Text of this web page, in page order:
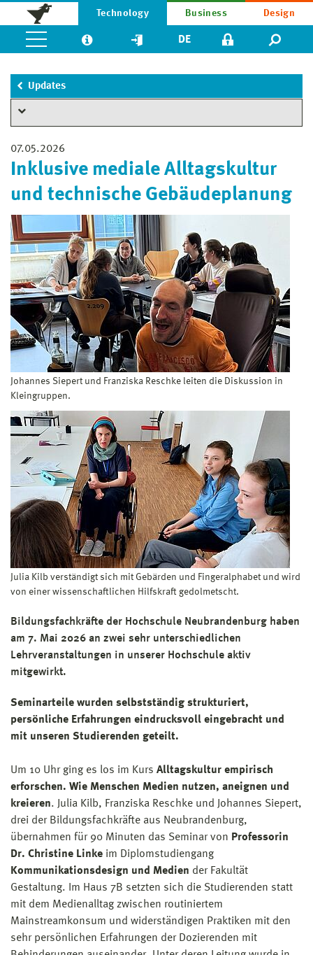
Technology Business Design
DE
Updates
07.05.2026
Inklusive mediale Alltagskultur
und technische Gebäudeplanung
Johannes Siepert und Franziska Reschke leiten die Diskussion in
Kleingruppen.
Julia Kilb verständigt sich mit Gebärden und Fingeralphabet und wird
von einer wissenschaftlichen Hilfskraft gedolmetscht.
Bildungsfachkräfte der Hochschule Neubrandenburg haben
am 7. Mai 2026 an zwei sehr unterschiedlichen
Lehrveranstaltungen in unserer Hochschule aktiv
mitgewirkt.
Seminarteile wurden selbstständig strukturiert,
persönliche Erfahrungen eindrucksvoll eingebracht und
mit unseren Studierenden geteilt.
Um 10 Uhr ging es los im Kurs Alltagskultur empirisch
erforschen. Wie Menschen Medien nutzen, aneignen und
kreieren. Julia Kilb, Franziska Reschke und Johannes Siepert,
drei der Bildungsfachkräfte aus Neubrandenburg,
übernahmen für 90 Minuten das Seminar von Professorin
Dr. Christine Linke im Diplomstudiengang
Kommunikationsdesign und Medien der Fakultät
Gestaltung. Im Haus 7B setzten sich die Studierenden statt
mit dem Medienalltag zwischen routiniertem
Mainstreamkonsum und widerständigen Praktiken mit den
sehr persönlichen Erfahrungen der Dozierenden mit